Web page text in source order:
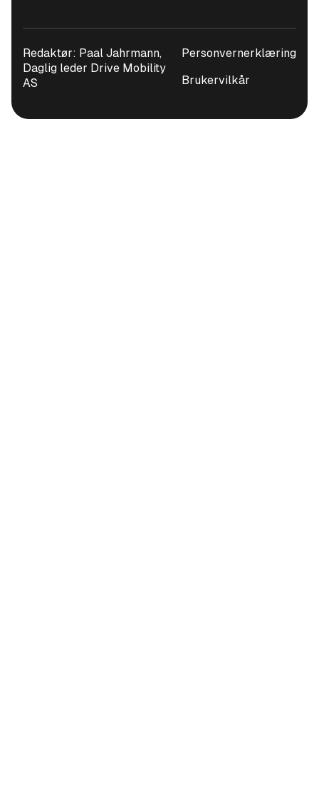
Redaktør: Paal Jahrmann,
Daglig leder Drive Mobility
AS
Personvernerklæring
Brukervilkår